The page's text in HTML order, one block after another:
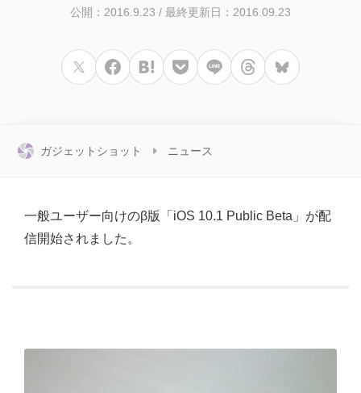
公開：2016.9.23 / 最終更新日：2016.09.23
ガジェットショット ニュース
一般ユーザー向けのβ版「iOS 10.1 Public Beta」が配
信開始されました。